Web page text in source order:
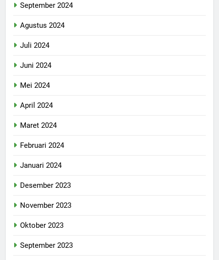
September 2024
Agustus 2024
Juli 2024
Juni 2024
Mei 2024
April 2024
Maret 2024
Februari 2024
Januari 2024
Desember 2023
November 2023
Oktober 2023
September 2023